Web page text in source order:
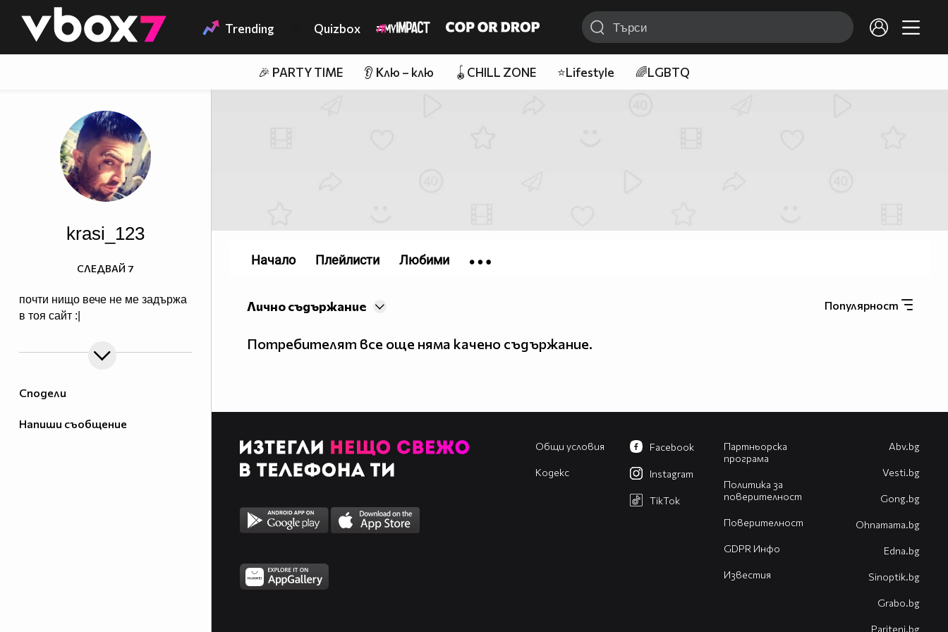
👾 Trending Quizbox
🎉 PARTY TIME 👂 Клю – клю 🪀CHILL ZONE ⭐Lifestyle 🌈LGBTQ
Сподели
Напиши съобщение
krasi_123
почти нищо вече не ме задържа
в тоя сайт :|
СЛЕДВАЙ 7
Популярност
Лично съдържание
Потребителят все още няма качено съдържание.
Начало Плейлисти Любими
Общи условия
Кодекс
Партньорска
програма
Политика за
поверителност
Поверителност
GDPR Инфо
Известия
Facebook
Instagram
TikTok
Abv.bg
Vesti.bg
Gong.bg
Оhnamama.bg
Edna.bg
Sinoptik.bg
Grabo.bg
Pariteni.bg